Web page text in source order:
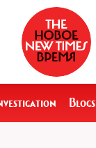
Blogs